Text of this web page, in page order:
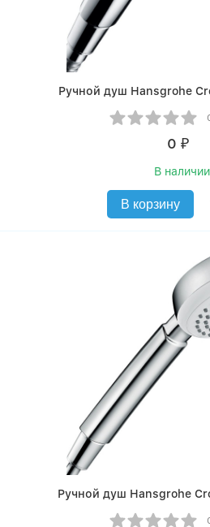
Ручной душ Hansgrohe
0 ₽
В наличии
В корзину
Ручной душ Hansgrohe